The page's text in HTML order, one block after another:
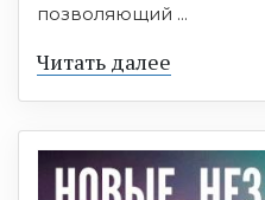
позволяющий ...
Читать далее